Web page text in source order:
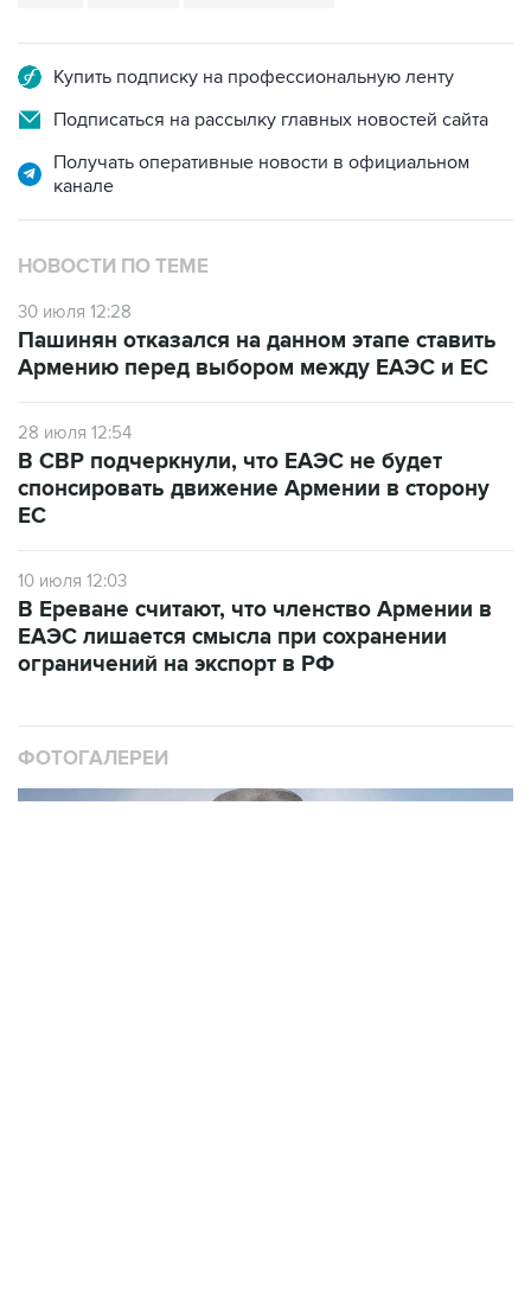
Купить подписку на профессиональную ленту
Подписаться на рассылку главных новостей сайта
Получать оперативные новости в официальном
канале
НОВОСТИ ПО ТЕМЕ
30 июля 12:28
Пашинян отказался на данном этапе ставить
Армению перед выбором между ЕАЭС и ЕС
28 июля 12:54
В СВР подчеркнули, что ЕАЭС не будет
спонсировать движение Армении в сторону
ЕС
10 июля 12:03
В Ереване считают, что членство Армении в
ЕАЭС лишается смысла при сохранении
ограничений на экспорт в РФ
ФОТОГАЛЕРЕИ